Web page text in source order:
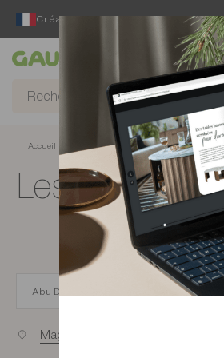
Créateur et fabricant français
Gautier
Accueil Magasins de meubles à Abu Dhabi
Les
à Abu
Magasins proches de vous